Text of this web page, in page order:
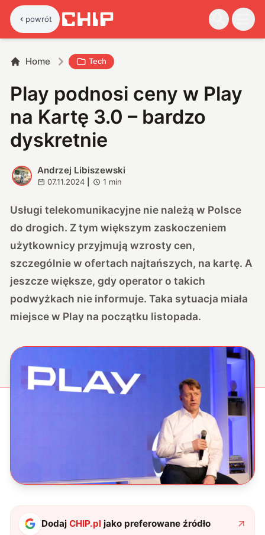
powrót
Home Tech
Play podnosi ceny w Play
na Kartę 3.0 – bardzo
dyskretnie
A
Andrzej Libiszewski
07.11.2024 1 min
Usługi telekomunikacyjne nie należą w Polsce
do drogich. Z tym większym zaskoczeniem
użytkownicy przyjmują wzrosty cen,
szczególnie w ofertach najtańszych, na kartę. A
jeszcze większe, gdy operator o takich
podwyżkach nie informuje. Taka sytuacja miała
miejsce w Play na początku listopada.
DodajCHIP.pl jako preferowane źródło